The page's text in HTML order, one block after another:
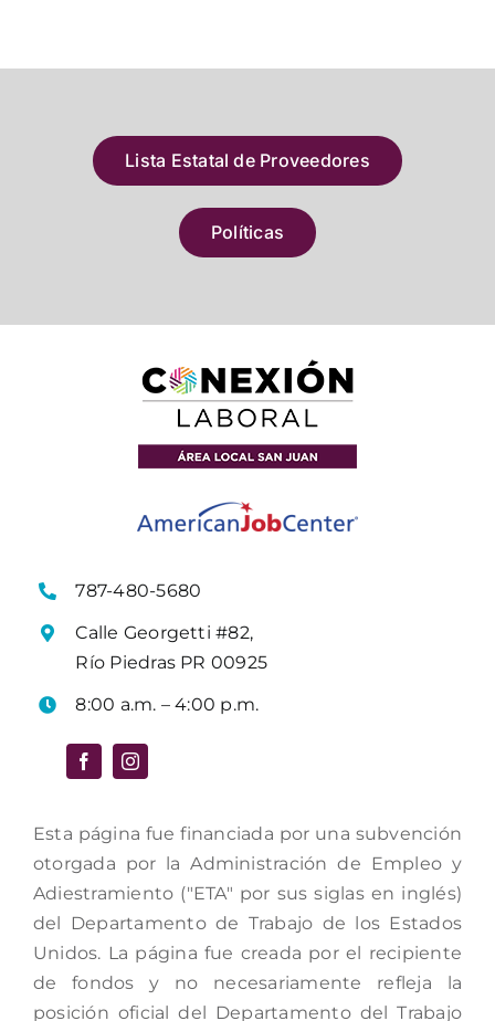
Lista Estatal de Proveedores
Políticas
787-480-5680
Calle Georgetti #82,
Río Piedras PR 00925
8:00 a.m. – 4:00 p.m.
Esta página fue financiada por una subvención
otorgada por la Administración de Empleo y
Adiestramiento ("ETA" por sus siglas en inglés)
del Departamento de Trabajo de los Estados
Unidos. La página fue creada por el recipiente
de fondos y no necesariamente refleja la
posición oficial del Departamento del Trabajo